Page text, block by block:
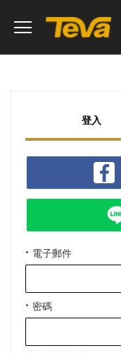
登入
電子郵件
密碼